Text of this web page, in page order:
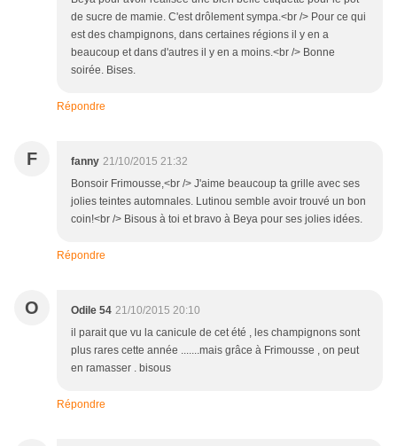
de sucre de mamie. C'est drôlement sympa.<br /> Pour ce qui
est des champignons, dans certaines régions il y en a
beaucoup et dans d'autres il y en a moins.<br /> Bonne
soirée. Bises.
Répondre
F fanny 21/10/2015 21:32
Bonsoir Frimousse,<br /> J'aime beaucoup ta grille avec ses
jolies teintes automnales. Lutinou semble avoir trouvé un bon
coin!<br /> Bisous à toi et bravo à Beya pour ses jolies idées.
Répondre
O Odile 54 21/10/2015 20:10
il parait que vu la canicule de cet été , les champignons sont
plus rares cette année .......mais grâce à Frimousse , on peut
en ramasser . bisous
Répondre